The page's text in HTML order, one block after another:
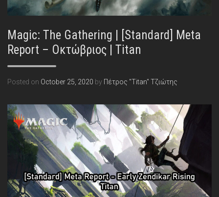
Magic: The Gathering | [Standard] Meta
Report – Οκτώβριος | Titan
Posted on October 25, 2020 by Πέτρος "Titan" Τζιώτης